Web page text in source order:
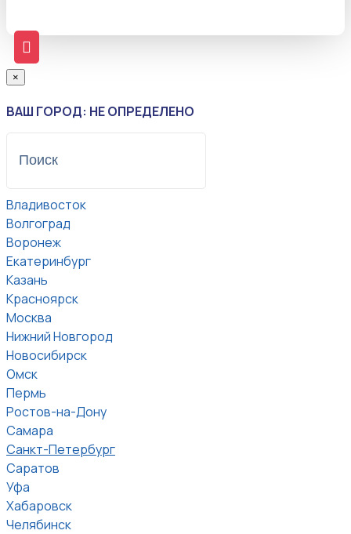
×
ВАШ ГОРОД: НЕ ОПРЕДЕЛЕНО
Владивосток
Волгоград
Воронеж
Екатеринбург
Казань
Красноярск
Москва
Нижний Новгород
Новосибирск
Омск
Пермь
Ростов-на-Дону
Самара
Санкт-Петербург
Саратов
Уфа
Хабаровск
Челябинск